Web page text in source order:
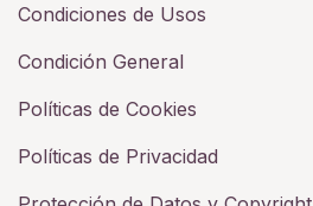
Condiciones de Usos
Condición General
Políticas de Cookies
Políticas de Privacidad